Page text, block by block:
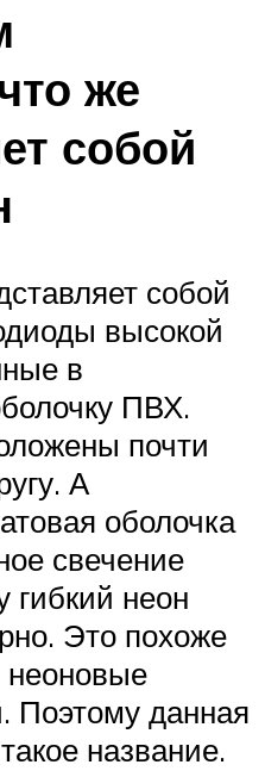
же
собой
собой
высокой
в
ПВХ.
почти
А
оболочка
свечение
гибкий неон
Это похоже
неоновые
Поэтому данная
название.